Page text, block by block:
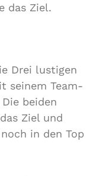
das Ziel.
Drei lustigen
seinem Team-
beiden
das Ziel und
in den Top